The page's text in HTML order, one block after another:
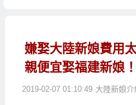
嫌娶大陸新娘費用
親便宜娶福建新娘！
2019-02-07 01:10:49 大陸新娘介